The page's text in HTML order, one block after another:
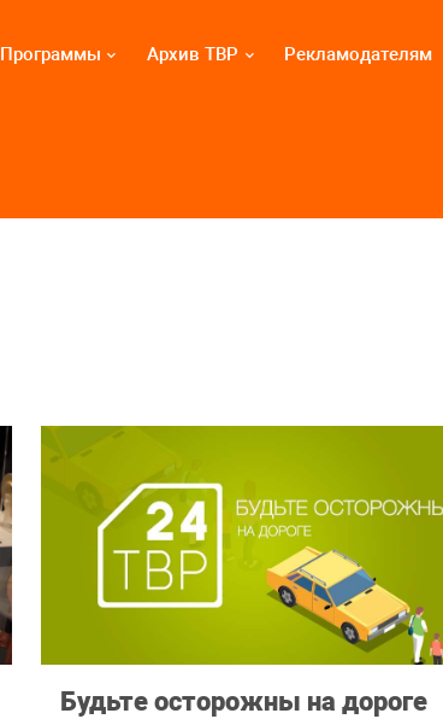
Программы Архив ТВР Рекламодателям
Будьте осторожны на дороге